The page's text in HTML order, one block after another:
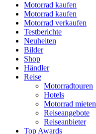
Motorrad kaufen
Motorrad kaufen
Motorrad verkaufen
Testberichte
Neuheiten
Bilder
Shop
Händler
Reise
Motorradtouren
Hotels
Motorrad mieten
Reiseangebote
Reiseanbieter
Top Awards